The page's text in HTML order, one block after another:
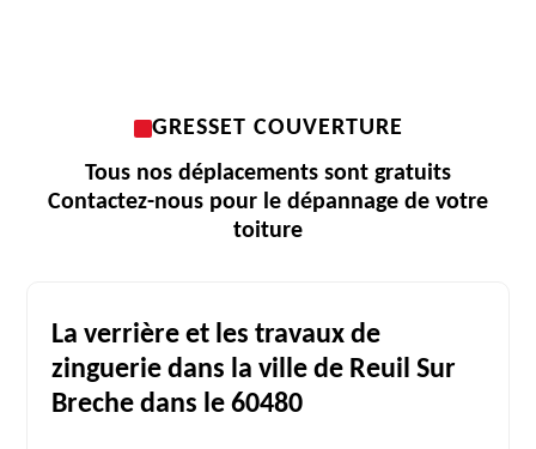
GRESSET COUVERTURE
Tous nos déplacements sont gratuits
Contactez-nous pour le dépannage de votre
toiture
La verrière et les travaux de
zinguerie dans la ville de Reuil Sur
Breche dans le 60480